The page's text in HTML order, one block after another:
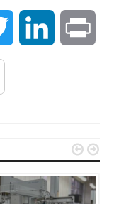
Twitter LinkedIn
 